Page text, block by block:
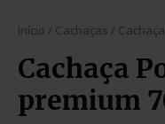
Início / Cachaças /
Cachaça
premium